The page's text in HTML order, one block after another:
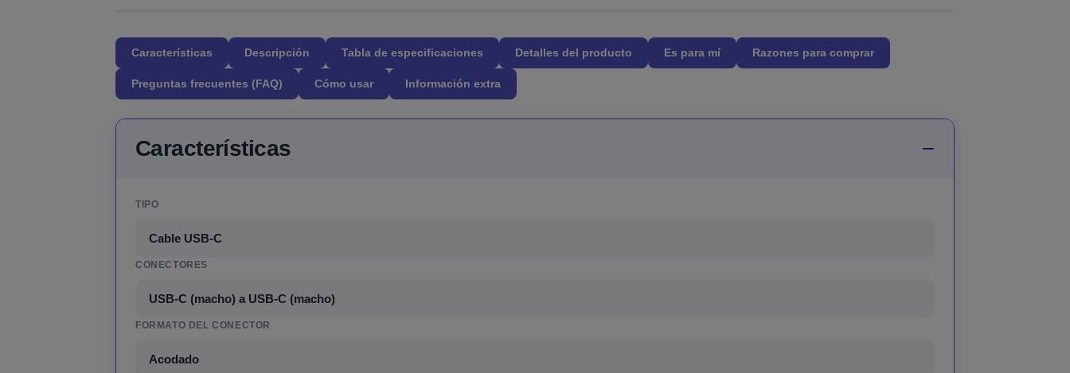
Características Descripción Tabla de especificaciones Detalles del producto Es para mí Razones para comprar
Preguntas frecuentes (FAQ) Cómo usar Información extra
Características
TIPO
Cable USB-C
CONECTORES
USB-C (macho) a USB-C (macho)
FORMATO DEL CONECTOR
Acodado